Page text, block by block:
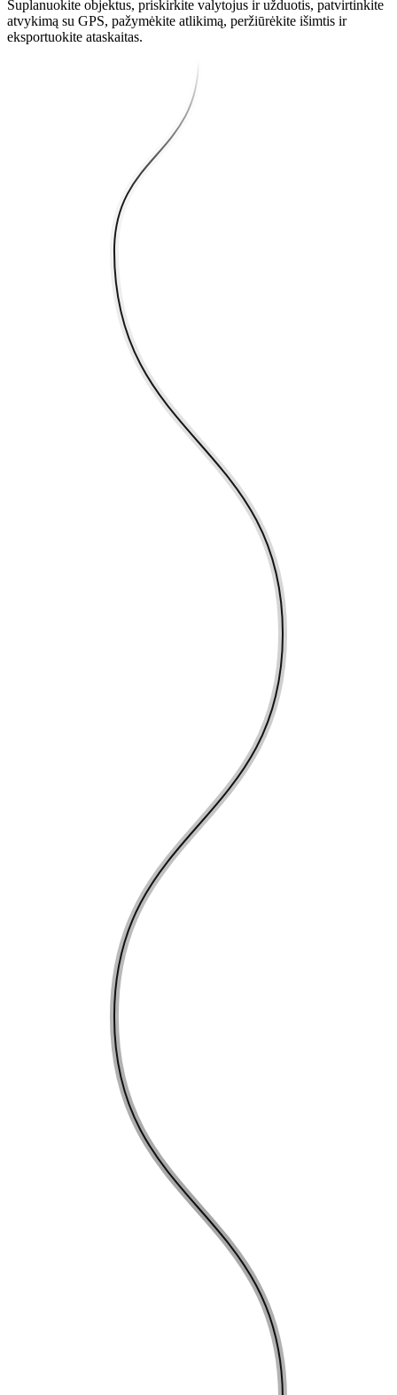
Suplanuokite objektus, priskirkite valytojus ir užduotis, patvirtinkite
atvykimą su GPS, pažymėkite atlikimą, peržiūrėkite išimtis ir
eksportuokite ataskaitas.